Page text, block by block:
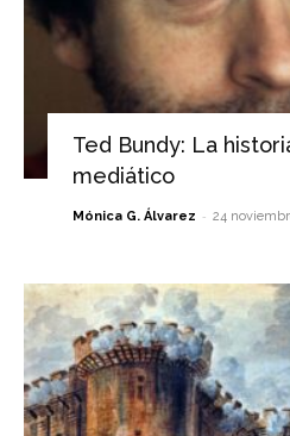
Ted Bundy: La
mediático
Mónica G. Álvarez - 24